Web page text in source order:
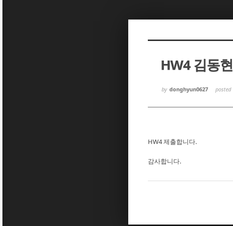
HW4 김동현
by donghyun0627 posted
HW4 제출합니다.
감사합니다.
Sketchbook5, 스케치북5
Sketchbook5, 스케치북5
Sketchbook5, 스케치북5
Sketchbook5, 스케치북5